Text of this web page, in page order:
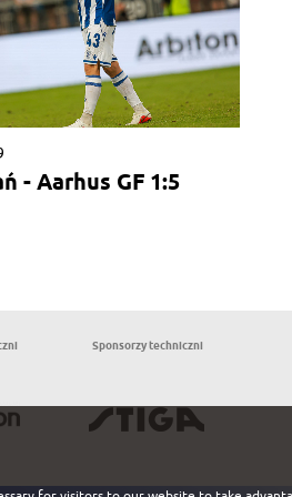
- Aarhus GF 1:5
Sponsorzy techniczni